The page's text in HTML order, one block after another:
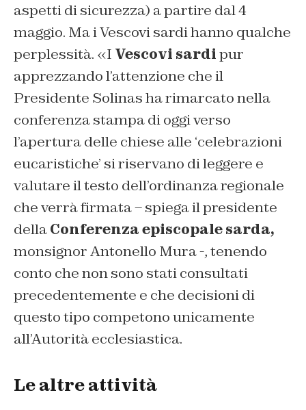
aspetti di sicurezza) a partire dal 4
maggio. Ma i Vescovi sardi hanno qualche
perplessità. «I Vescovi sardipur
apprezzando l’attenzione che il
Presidente Solinas ha rimarcato nella
conferenza stampa di oggi verso
l’apertura delle chiese alle ‘celebrazioni
eucaristiche’ si riservano di leggere e
valutare il testo dell’ordinanza regionale
che verrà firmata – spiega il presidente
dellaConferenza episcopale sarda,
monsignor Antonello Mura -, tenendo
conto che non sono stati consultati
precedentemente e che decisioni di
questo tipo competono unicamente
all’Autorità ecclesiastica.
Le altre attività